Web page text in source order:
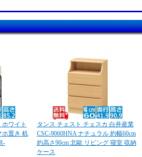
ワイト
ホ置き 机
タンス チェスト チェスカ 白井産業
CSC-9060HNA ナチュラル 約幅60cm
約高さ90cm 北歐 リビング 寝室 収納
ケース